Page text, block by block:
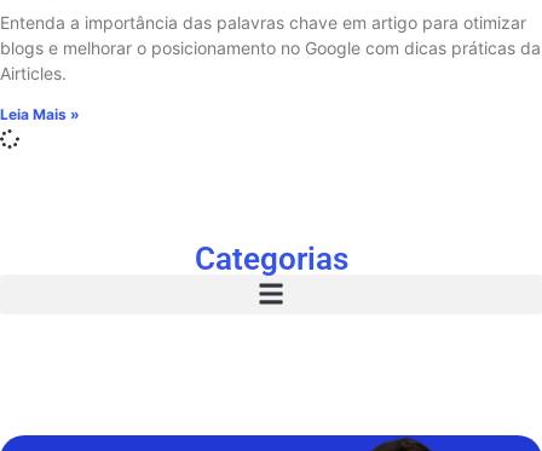
Entenda a importância das palavras chave em artigo para otimizar
blogs e melhorar o posicionamento no Google com dicas práticas da
Airticles.
Leia Mais »
Categorias